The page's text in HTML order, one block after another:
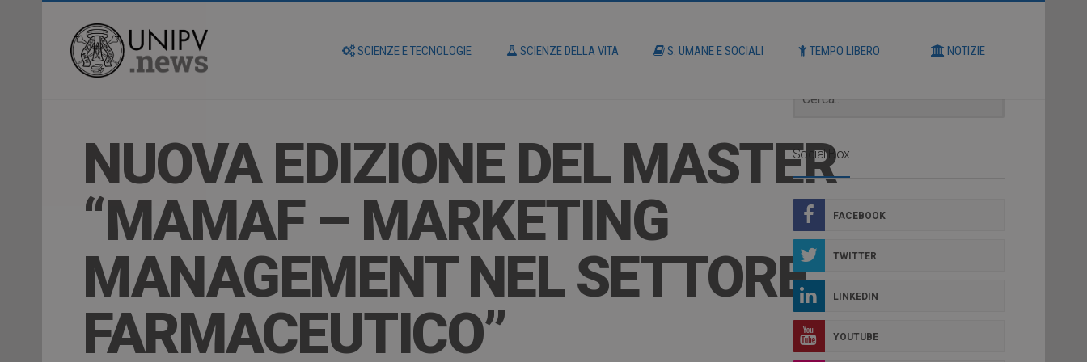
SCIENZE E TECNOLOGIE SCIENZE DELLA VITA S. UMANE E SOCIALI TEMPO LIBERO NOTIZIE
NUOVA EDIZIONE DEL MASTER
“MAMAF – MARKETING
MANAGEMENT NEL SETTORE
FARMACEUTICO”
Social Box
FACEBOOK
TWITTER
LINKEDIN
YOUTUBE